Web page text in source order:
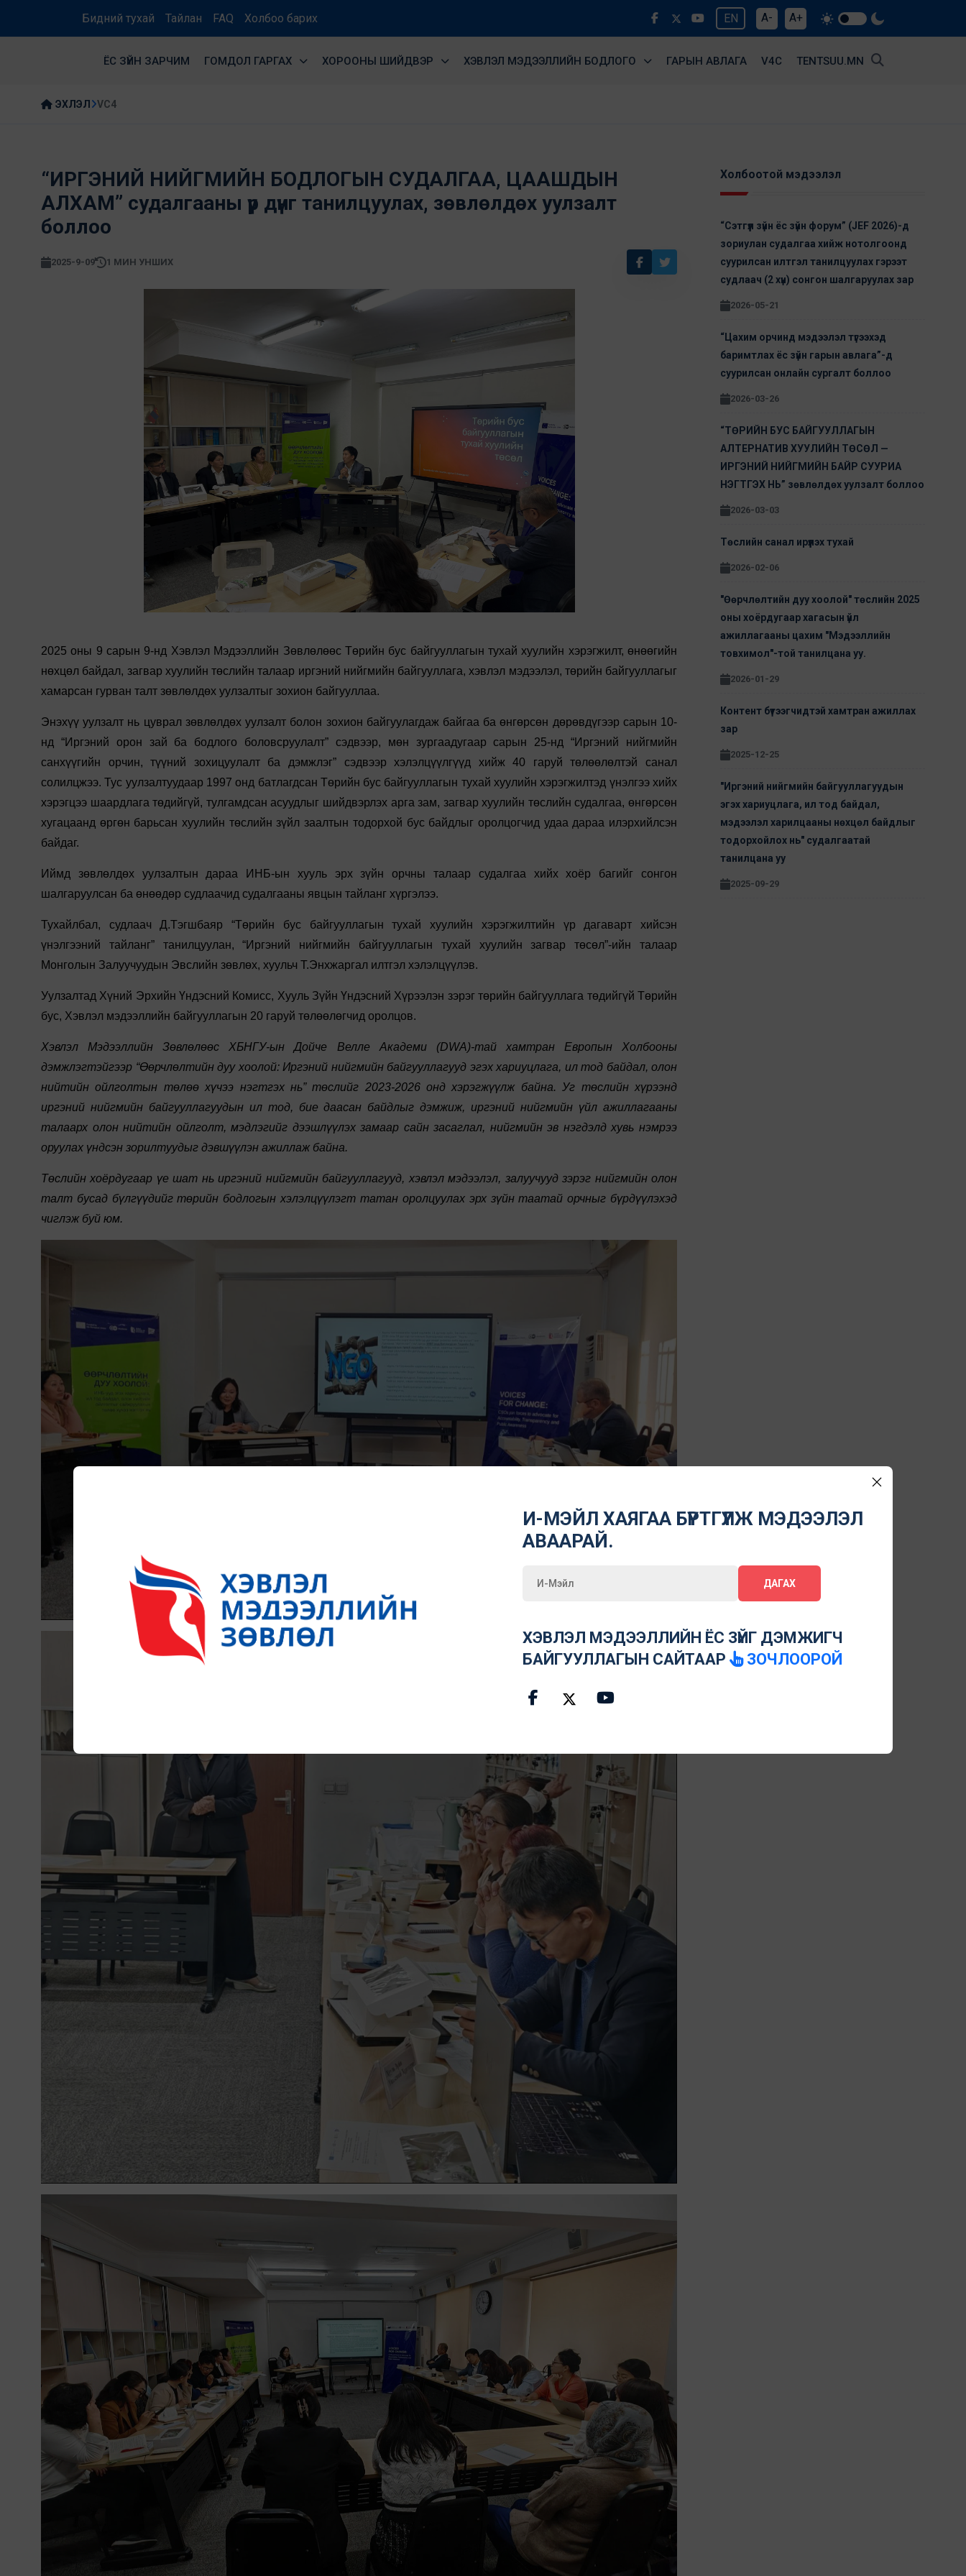
Бидний тухай Тайлан FAQ Холбоо барих EN A- A+
ЁС ЗҮЙН ЗАРЧИМ ГОМДОЛ ГАРГАХ ХОРООНЫ ШИЙДВЭР ХЭВЛЭЛ МЭДЭЭЛЛИЙН БОДЛОГО ГАРЫН АВЛАГА V4С TENTSUU.MN
ЭХЛЭЛ VC4
“ИРГЭНИЙ НИЙГМИЙН БОДЛОГЫН СУДАЛГАА, ЦААШДЫН
АЛХАМ” судалгааны үр дүнг танилцуулах, зөвлөлдөх уулзалт
боллоо
2025-9-09 1 МИН УНШИХ
2025 оны 9 сарын 9-нд Хэвлэл Мэдээллийн Зөвлөлөөс Төрийн бус байгууллагын тухай хуулийн хэрэгжилт, өнөөгийн
нөхцөл байдал, загвар хуулийн төслийн талаар иргэний нийгмийн байгууллага, хэвлэл мэдээлэл, төрийн байгууллагыг
хамарсан гурван талт зөвлөлдөх уулзалтыг зохион байгууллаа.
Энэхүү уулзалт нь цуврал зөвлөлдөх уулзалт болон зохион байгуулагдаж байгаа ба өнгөрсөн дөрөвдүгээр сарын 10-
нд “Иргэний орон зай ба бодлого боловсруулалт” сэдвээр, мөн зургаадугаар сарын 25-нд “Иргэний нийгмийн
санхүүгийн орчин, түүний зохицуулалт ба дэмжлэг” сэдвээр хэлэлцүүлгүүд хийж 40 гаруй төлөөлөлтэй санал
солилцжээ. Тус уулзалтуудаар 1997 онд батлагдсан Төрийн бус байгууллагын тухай хуулийн хэрэгжилтэд үнэлгээ хийх
хэрэгцээ шаардлага төдийгүй, тулгамдсан асуудлыг шийдвэрлэх арга зам, загвар хуулийн төслийн судалгаа, өнгөрсөн
хугацаанд өргөн барьсан хуулийн төслийн зүйл заалтын тодорхой бус байдлыг оролцогчид удаа дараа илэрхийлсэн
байдаг.
Иймд зөвлөлдөх уулзалтын дараа ИНБ-ын хууль эрх зүйн орчны талаар судалгаа хийх хоёр багийг сонгон
шалгаруулсан ба өнөөдөр судлаачид судалгааны явцын тайланг хүргэлээ.
Тухайлбал, судлаач Д.Тэгшбаяр “Төрийн бус байгууллагын тухай хуулийн хэрэгжилтийн үр дагаварт хийсэн
үнэлгээний тайланг” танилцуулан, “Иргэний нийгмийн байгууллагын тухай хуулийн загвар төсөл”-ийн талаар
Монголын Залуучуудын Эвслийн зөвлөх, хуульч Т.Энхжаргал илтгэл хэлэлцүүлэв.
Уулзалтад Хүний Эрхийн Үндэсний Комисс, Хууль Зүйн Үндэсний Хүрээлэн зэрэг төрийн байгууллага төдийгүй Төрийн
бус, Хэвлэл мэдээллийн байгууллагын 20 гаруй төлөөлөгчид оролцов.
Хэвлэл Мэдээллийн Зөвлөлөөс ХБНГУ-ын Дойче Велле Академи (DWA)-тай хамтран Европын Холбооны
дэмжлэгтэйгээр “Өөрчлөлтийн дуу хоолой: Иргэний нийгмийн байгууллагууд эгэх хариуцлага, ил тод байдал, олон
нийтийн ойлголтын төлөө хүчээ нэгтгэх нь” төслийг 2023-2026 онд хэрэгжүүлж байна. Уг төслийн хүрээнд
иргэний нийгмийн байгууллагуудын ил тод, бие даасан байдлыг дэмжиж, иргэний нийгмийн үйл ажиллагааны
талаарх олон нийтийн ойлголт, мэдлэгийг дээшлүүлэх замаар сайн засаглал, нийгмийн эв нэгдэлд хувь нэмрээ
оруулах үндсэн зорилтуудыг дэвшүүлэн ажиллаж байна.
Төслийн хоёрдугаар үе шат нь иргэний нийгмийн байгууллагууд, хэвлэл мэдээлэл, залуучууд зэрэг нийгмийн олон
талт бусад бүлгүүдийг төрийн бодлогын хэлэлцүүлэгт татан оролцуулах эрх зүйн таатай орчныг бүрдүүлэхэд
чиглэж буй юм.
Холбоотой мэдээлэл
“Сэтгүүл зүйн ёс зүйн форум” (JEF 2026)-д
зориулан cудалгаа хийж нотолгоонд
суурилсан илтгэл танилцуулах гэрээт
судлаач (2 хүн) сонгон шалгаруулах зар
2026-05-21
“Цахим орчинд мэдээлэл түгээхэд
баримтлах ёс зүйн гарын авлага”-д
суурилсан онлайн сургалт боллоо
2026-03-26
“ТӨРИЙН БУС БАЙГУУЛЛАГЫН
АЛТЕРНАТИВ ХУУЛИЙН ТӨСӨЛ —
ИРГЭНИЙ НИЙГМИЙН БАЙР СУУРИА
НЭГТГЭХ НЬ” зөвлөлдөх уулзалт боллоо
2026-03-03
Төслийн санал ирүүлэх тухай
2026-02-06
"Өөрчлөлтийн дуу хоолой" төслийн 2025
оны хоёрдугаар хагасын үйл
ажиллагааны цахим "Мэдээллийн
товхимол"-той танилцана уу.
2026-01-29
Контент бүтээгчидтэй хамтран ажиллах
зар
2025-12-25
"Иргэний нийгмийн байгууллагуудын
эгэх хариуцлага, ил тод байдал,
мэдээлэл харилцааны нөхцөл байдлыг
тодорхойлох нь" судалгаатай
танилцана уу
2025-09-29
И-МЭЙЛ ХАЯГАА БҮРТГҮҮЛЖ МЭДЭЭЛЭЛ
АВААРАЙ.
ДАГАХ
ХЭВЛЭЛ МЭДЭЭЛЛИЙН ЁС ЗҮЙГ ДЭМЖИГЧ
БАЙГУУЛЛАГЫН САЙТААР
ЗОЧЛООРОЙ